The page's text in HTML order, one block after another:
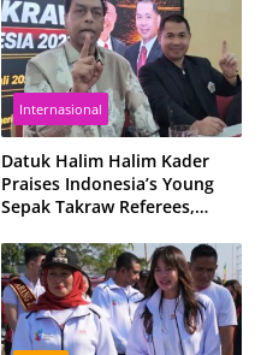
Internasional
Datuk Halim Halim Kader
Praises Indonesia’s Young
Sepak Takraw Referees,
Assignments